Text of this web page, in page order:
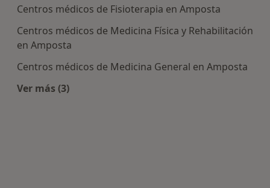
Centros médicos de Fisioterapia en Amposta
Centros médicos de Medicina Física y Rehabilitación
en Amposta
Centros médicos de Medicina General en Amposta
Ver más (3)